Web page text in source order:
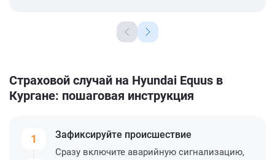
Страховой случай на Hyundai Equus в
Кургане: пошаговая инструкция
1 Зафиксируйте происшествие
Сразу включите аварийную сигнализацию,